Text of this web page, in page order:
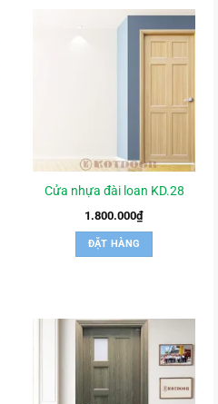
Cửa nhựa đài loan KD.28
1.800.000₫
ĐẶT HÀNG